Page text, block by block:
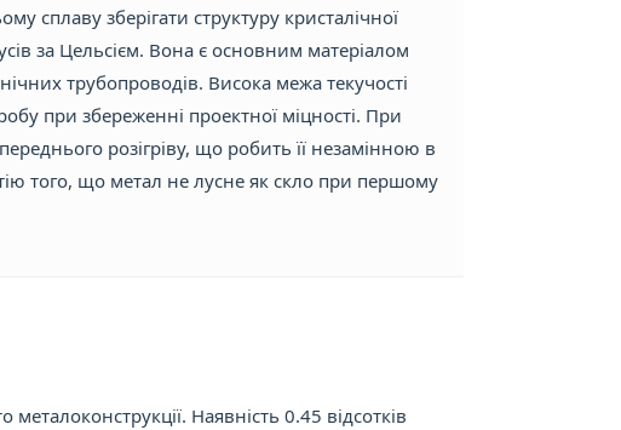
сплаву зберігати структуру кристалічної
за Цельсієм. Вона є основним матеріалом
трубопроводів. Висока межа текучості
при збереженні проектної міцності. При
розігріву, що робить її незамінною в
того, що метал не лусне як скло при першому
Наявність 0.45 відсотків